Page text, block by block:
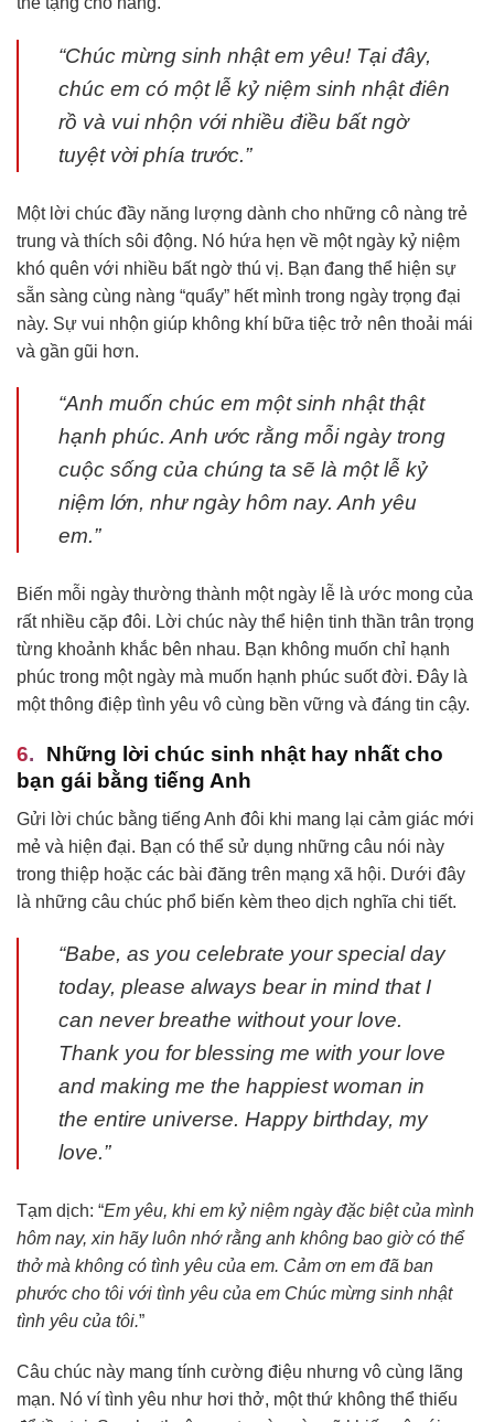
“Chúc mừng sinh nhật em yêu! Tại đây,
chúc em có một lễ kỷ niệm sinh nhật điên
rồ và vui nhộn với nhiều điều bất ngờ
tuyệt vời phía trước.”
Một lời chúc đầy năng lượng dành cho những cô nàng trẻ
trung và thích sôi động. Nó hứa hẹn về một ngày kỷ niệm
khó quên với nhiều bất ngờ thú vị. Bạn đang thể hiện sự
sẵn sàng cùng nàng “quẩy” hết mình trong ngày trọng đại
này. Sự vui nhộn giúp không khí bữa tiệc trở nên thoải mái
và gần gũi hơn.
“Anh muốn chúc em một sinh nhật thật
hạnh phúc. Anh ước rằng mỗi ngày trong
cuộc sống của chúng ta sẽ là một lễ kỷ
niệm lớn, như ngày hôm nay. Anh yêu
em.”
Biến mỗi ngày thường thành một ngày lễ là ước mong của
rất nhiều cặp đôi. Lời chúc này thể hiện tinh thần trân trọng
từng khoảnh khắc bên nhau. Bạn không muốn chỉ hạnh
phúc trong một ngày mà muốn hạnh phúc suốt đời. Đây là
một thông điệp tình yêu vô cùng bền vững và đáng tin cậy.
Những lời chúc sinh nhật hay nhất cho
bạn gái bằng tiếng Anh
Gửi lời chúc bằng tiếng Anh đôi khi mang lại cảm giác mới
mẻ và hiện đại. Bạn có thể sử dụng những câu nói này
trong thiệp hoặc các bài đăng trên mạng xã hội. Dưới đây
là những câu chúc phổ biến kèm theo dịch nghĩa chi tiết.
“Babe, as you celebrate your special day
today, please always bear in mind that I
can never breathe without your love.
Thank you for blessing me with your love
and making me the happiest woman in
the entire universe. Happy birthday, my
love.”
Tạm dịch: “Em yêu, khi em kỷ niệm ngày đặc biệt của mình
hôm nay, xin hãy luôn nhớ rằng anh không bao giờ có thể
thở mà không có tình yêu của em. Cảm ơn em đã ban
phước cho tôi với tình yêu của em Chúc mừng sinh nhật
tình yêu của tôi.”
Câu chúc này mang tính cường điệu nhưng vô cùng lãng
mạn. Nó ví tình yêu như hơi thở, một thứ không thể thiếu